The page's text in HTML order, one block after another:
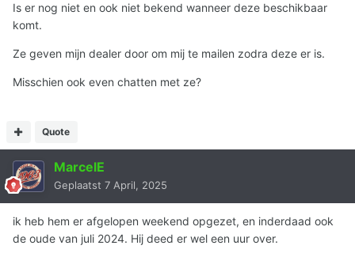
Is er nog niet en ook niet bekend wanneer deze beschikbaar
komt.
Ze geven mijn dealer door om mij te mailen zodra deze er is.
Misschien ook even chatten met ze?
Quote
MarcelE
Geplaatst 7 April, 2025
ik heb hem er afgelopen weekend opgezet, en inderdaad ook
de oude van juli 2024. Hij deed er wel een uur over.